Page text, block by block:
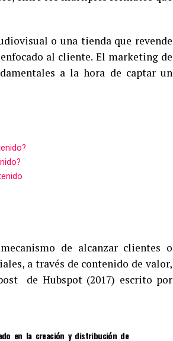
o una tienda que revende
al cliente. El marketing de
a la hora de captar un
de alcanzar clientes o
a través de contenido de valor,
de Hubspot (2017) escrito por
en la creación y distribución de